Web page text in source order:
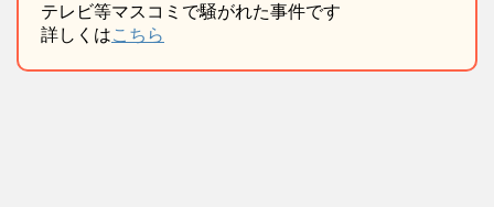
テレビ等マスコミで騒がれた事件です
詳しくはこちら